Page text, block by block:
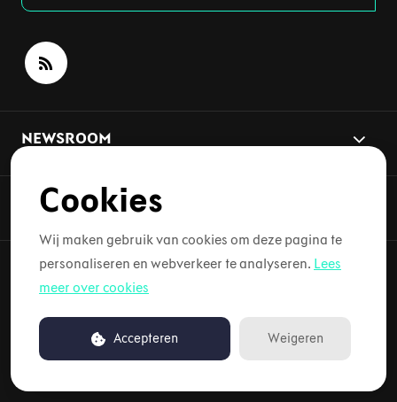
NEWSROOM
THEMA'S
Copyright © 2026 Lynk & Co. Alle rechten voorbehouden.
Mogelijk gemaakt door PR.co
Cookies
Wij maken gebruik van cookies om deze pagina te
personaliseren en webverkeer te analyseren. Lees
meer over cookies
Accepteren Weigeren